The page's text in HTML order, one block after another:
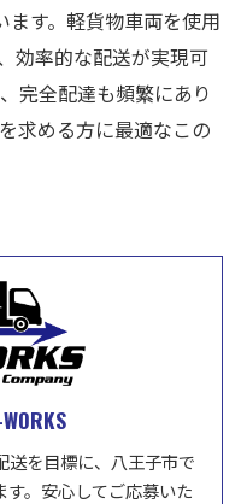
ます。軽貨物車両を使用
効率的な配送が実現可
完全配達も頻繁にあり
求める方に最適なこの
送を目標に、八王子市で
す。安心してご応募いた